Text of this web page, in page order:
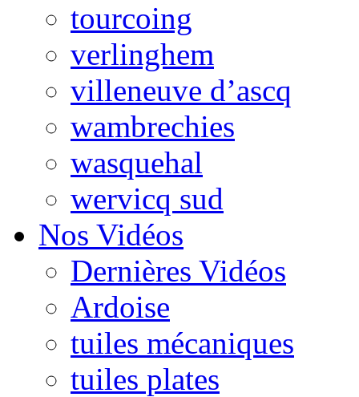
tourcoing
verlinghem
villeneuve d’ascq
wambrechies
wasquehal
wervicq sud
Nos Vidéos
Dernières Vidéos
Ardoise
tuiles mécaniques
tuiles plates